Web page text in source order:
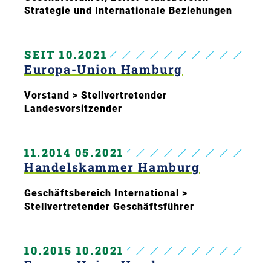
Strategie und Internationale Beziehungen
SEIT 10.2021
Europa-Union Hamburg
Vorstand > Stellvertretender
Landesvorsitzender
11.2014 05.2021
Handelskammer Hamburg
Geschäftsbereich International >
Stellvertretender Geschäftsführer
10.2015 10.2021